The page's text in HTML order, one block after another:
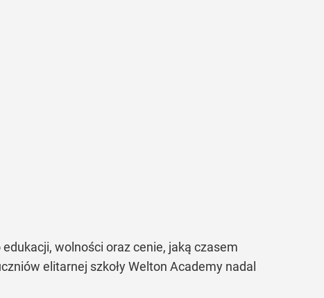
wolności oraz cenie, jaką czasem
elitarnej szkoły Welton Academy nadal